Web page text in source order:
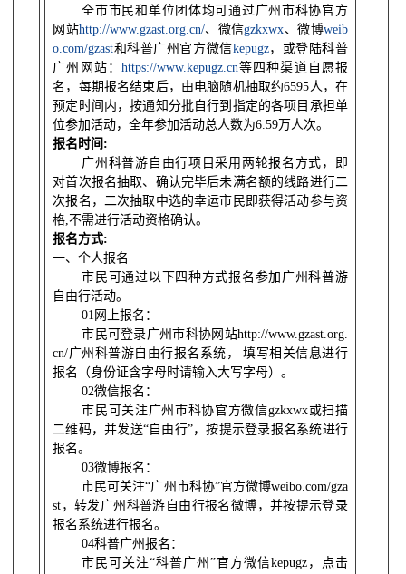
全市市民和单位团体均可通过广州市科协官方
网站http://www.gzast.org.cn/、微信gzkxwx、微博weib
o.com/gzast和科普广州官方微信kepugz，或登陆科普
广州网站： https://www.kepugz.cn等四种渠道自愿报
名，每期报名结束后，由电脑随机抽取约6595人，在
预定时间内，按通知分批自行到指定的各项目承担单
位参加活动，全年参加活动总人数为6.59万人次。
报名时间 :
广州科普游自由行项目采用两轮报名方式，即
对首次报名抽取、确认完毕后未满名额的线路进行二
次报名，二次抽取中选的幸运市民即获得活动参与资
格,不需进行活动资格确认。
报名方式:
一、个人报名
市民可通过以下四种方式报名参加广州科普游
自由行活动。
01 网上报名：
市民可登录广州市科协网站http://www.gzast.org.
cn/广州科普游自由行报名系统， 填写相关信息进行
报名（身份证含字母时请输入大写字母）。
02微信报名：
市民可关注广州市科协官方微信gzkxwx或扫描
二维码，并发送“自由行”，按提示登录报名系统进行
报名。
03微博报名：
市民可关注“广州市科协”官方微博weibo.com/gza
st ，转发广州科普游自由行报名微博，并按提示登录
报名系统进行报名。
04科普广州报名：
市民可关注“科普广州”官方微信kepugz，点击